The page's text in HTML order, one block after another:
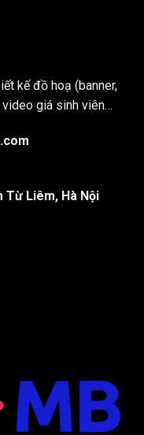
kế đồ hoạ (banner,
giá sinh viên…
Từ Liêm, Hà Nội